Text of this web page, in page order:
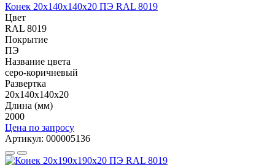
Конек 20х140х140х20 ПЭ RAL 8019
Цвет
RAL 8019
Покрытие
ПЭ
Название цвета
серо-коричневый
Развертка
20х140х140х20
Длина (мм)
2000
Цена по запросу
Артикул: 000005136